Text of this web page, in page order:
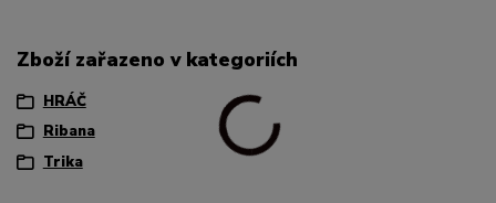
Zboží zařazeno v kategoriích
HRÁČ
Ribana
Trika